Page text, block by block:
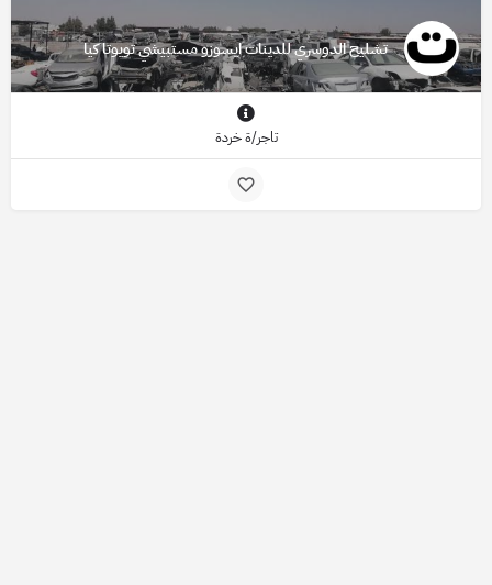
تشليح الدوسري للدينات ايسوزو مستبيشي تويوتا كيا
تاجر/ة خردة